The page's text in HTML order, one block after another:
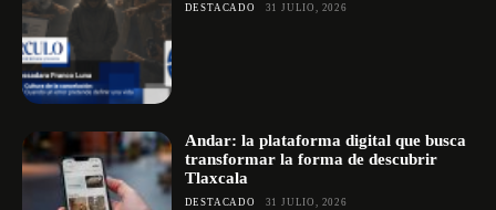
DESTACADO 31 JULIO, 2026
Andar: la plataforma digital que busca
transformar la forma de descubrir
Tlaxcala
DESTACADO 31 JULIO, 2026